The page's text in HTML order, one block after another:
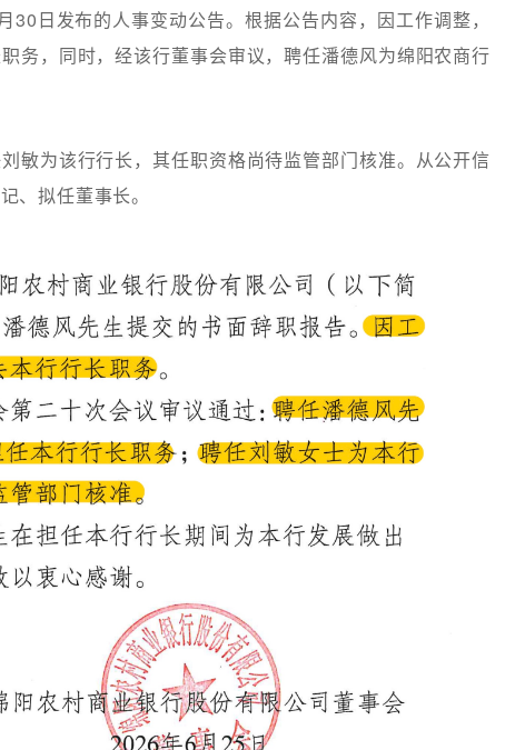
日发布的人事变动公告。根据公告内容，因工作调整，
务，同时，经该行董事会审议，聘任潘德风为绵阳农商行
敏为该行行长，其任职资格尚待监管部门核准。从公开信
、拟任董事长。